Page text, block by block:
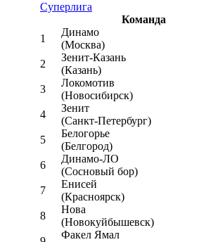
Суперлига
Команда
1
Динамо
(Москва)
2
Зенит-Казань
(Казань)
3
Локомотив
(Новосибирск)
4
Зенит
(Санкт-Петербург)
5
Белогорье
(Белгород)
6
Динамо-ЛО
(Сосновый бор)
7
Енисей
(Красноярск)
8
Нова
(Новокуйбышевск)
Факел Ямал